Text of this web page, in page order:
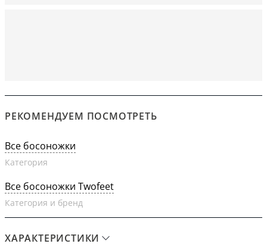
РЕКОМЕНДУЕМ ПОСМОТРЕТЬ
Все босоножки
Категория
Все босоножки Twofeet
Категория и бренд
ХАРАКТЕРИСТИКИ